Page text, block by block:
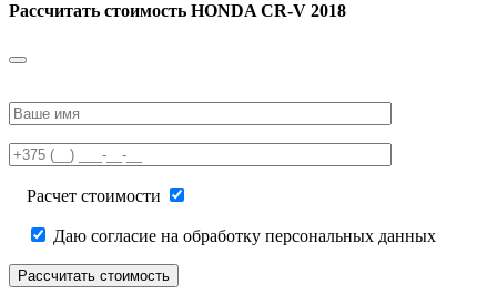
Рассчитать стоимость HONDA CR-V 2018
leave
field
empty.
Расчет стоимости
Даю согласие на обработку персональных данных